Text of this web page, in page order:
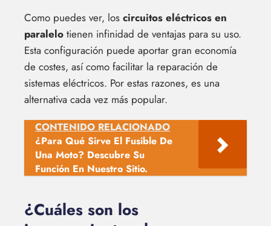
Como puedes ver, los circuitos eléctricos en
paralelo tienen infinidad de ventajas para su uso.
Esta configuración puede aportar gran economía
de costes, así como facilitar la reparación de
sistemas eléctricos. Por estas razones, es una
alternativa cada vez más popular.
CONTENIDO RELACIONADO
¿Para Qué Sirve El Fusible De
Una Moto? Descubre Su
Función En Nuestro Sitio.
¿Cuáles son los